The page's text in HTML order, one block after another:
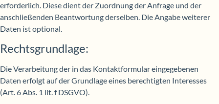
erforderlich. Diese dient der Zuordnung der Anfrage und der
anschließenden Beantwortung derselben. Die Angabe weiterer
Daten ist optional.
Rechtsgrundlage:
Die Verarbeitung der in das Kontaktformular eingegebenen
Daten erfolgt auf der Grundlage eines berechtigten Interesses
(Art. 6 Abs. 1 lit. f DSGVO).